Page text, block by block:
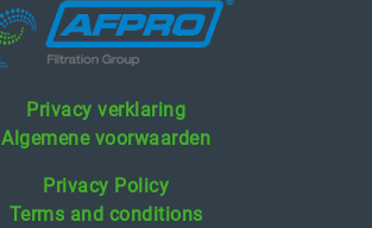
Privacy verklaring
Algemene voorwaarden
Privacy Policy
Terms and conditions